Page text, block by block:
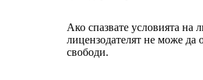
Ако спазвате условията на
лицензодателят не може да
свободи.